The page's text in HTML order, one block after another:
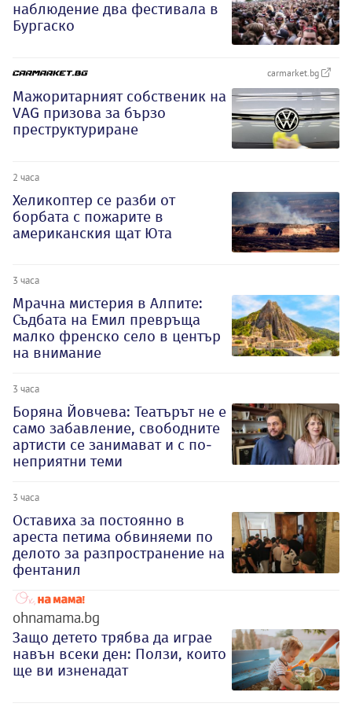
наблюдение два фестивала в
Бургаско
carmarket.bg
Мажоритарният собственик на
VAG призова за бързо
преструктуриране
2 часа
Хеликоптер се разби от
борбата с пожарите в
американския щат Юта
3 часа
Мрачна мистерия в Алпите:
Съдбата на Емил превръща
малко френско село в център
на внимание
3 часа
Боряна Йовчева: Театърът не е
само забавление, свободните
артисти се занимават и с по-
неприятни теми
3 часа
Оставиха за постоянно в
ареста петима обвиняеми по
делото за разпространение на
фентанил
ohnamama.bg
Защо детето трябва да играе
навън всеки ден: Ползи, които
ще ви изненадат